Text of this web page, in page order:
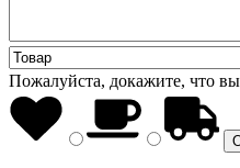
Пожалуйста, докажите, что